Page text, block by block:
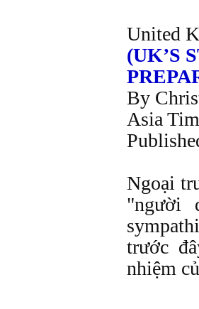
United
(UK’S
By
Asia
Ngoại
"người
trước
nhiệm